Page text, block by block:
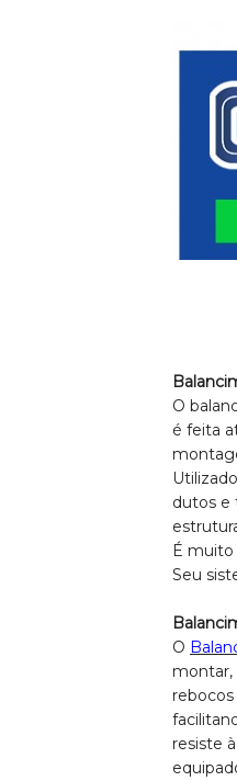
O
é feita
dutos e
É muito
Seu
O
montar,
resiste